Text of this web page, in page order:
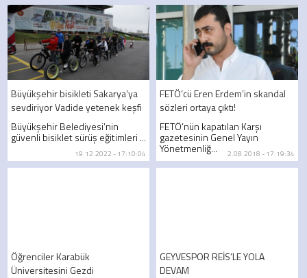
Büyükşehir bisikleti Sakarya’ya
sevdiriyor Vadide yetenek keşfi
Büyükşehir Belediyesi’nin
güvenli bisiklet sürüş eğitimleri ...
19.12.2022 - 17:10:04
FETÖ’cü Eren Erdem’in skandal
sözleri ortaya çıktı!
FETÖ’nün kapatılan Karşı
gazetesinin Genel Yayın
Yönetmenliğ... 2.08.2018 - 17:19:34
Öğrenciler Karabük
Üniversitesini Gezdi
GEYVESPOR REİS’LE YOLA
DEVAM